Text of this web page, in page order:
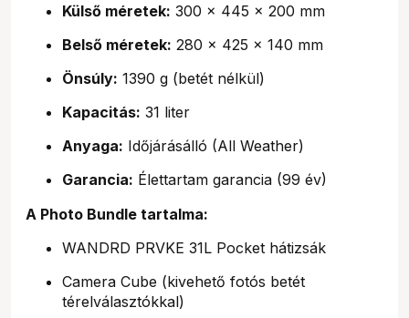
Külső méretek: 300 x 445 x 200 mm
Belső méretek: 280 x 425 x 140 mm
Önsúly: 1390 g (betét nélkül)
Kapacitás: 31 liter
Anyaga: Időjárásálló (All Weather)
Garancia: Élettartam garancia (99 év)
A Photo Bundle tartalma:
WANDRD PRVKE 31L Pocket hátizsák
Camera Cube (kivehető fotós betét
térelválasztókkal)